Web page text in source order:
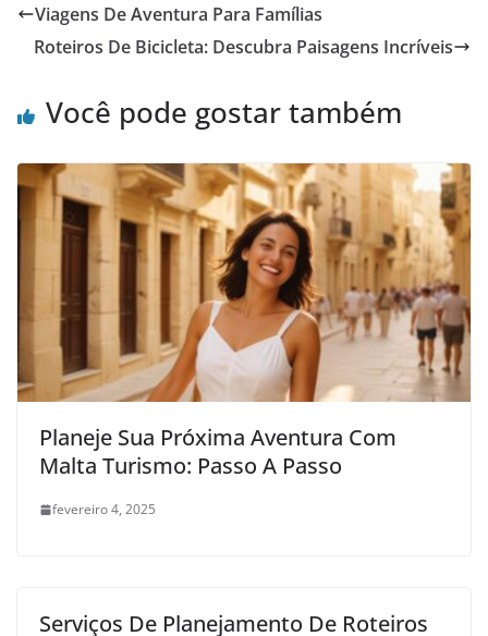
Viagens De Aventura Para Famílias
Roteiros De Bicicleta: Descubra Paisagens Incríveis
Você pode gostar também
Planeje Sua Próxima Aventura Com
Malta Turismo: Passo A Passo
fevereiro 4, 2025
Serviços De Planejamento De Roteiros